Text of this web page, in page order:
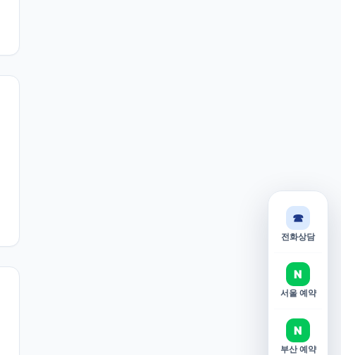
☎
전화상담
N
서울 예약
N
부산 예약